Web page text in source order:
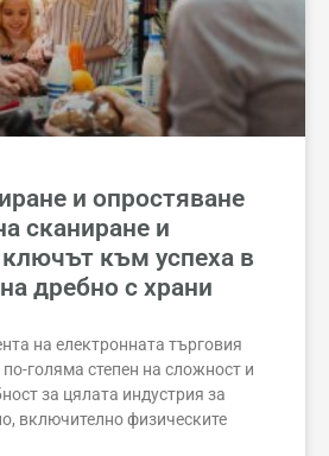
и опростяване
сканиране и
ключът към успеха в
дребно с храни
на електронната търговия
по-голяма степен на сложност и
за цялата индустрия за
включително физическите